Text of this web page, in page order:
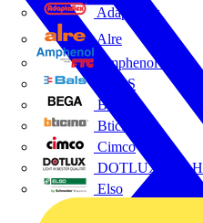
Adaptaflex
Alre
Amphenol FTG
BALS
Bega
Bticino
Cimco
DOTLUX GmbH
Elso